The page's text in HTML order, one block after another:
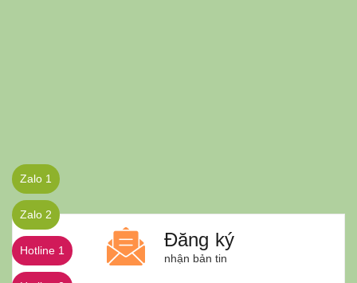
Đăng ký
nhận bản tin
Hotline 1
Zalo 1
Zalo 2